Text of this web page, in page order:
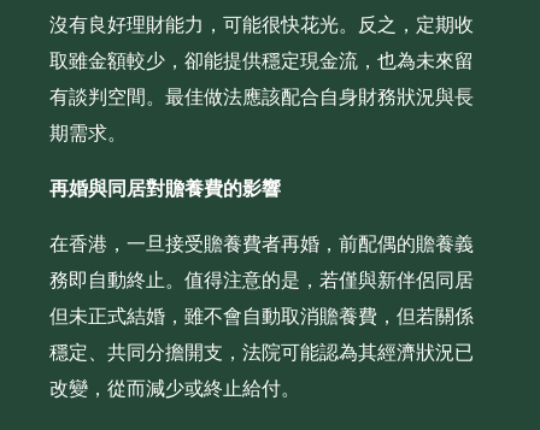
沒有良好理財能力，可能很快花光。反之，定期收
取雖金額較少，卻能提供穩定現金流，也為未來留
有談判空間。最佳做法應該配合自身財務狀況與長
期需求。
再婚與同居對贍養費的影響
在香港，一旦接受贍養費者再婚，前配偶的贍養義
務即自動終止。值得注意的是，若僅與新伴侶同居
但未正式結婚，雖不會自動取消贍養費，但若關係
穩定、共同分擔開支，法院可能認為其經濟狀況已
改變，從而減少或終止給付。